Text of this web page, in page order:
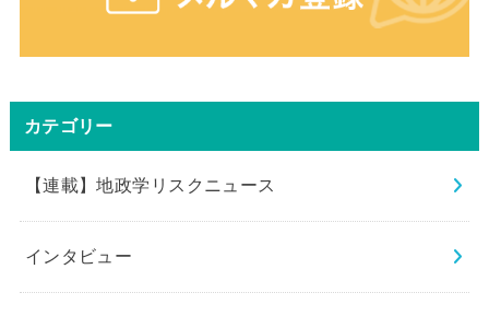
カテゴリー
【連載】地政学リスクニュース
インタビュー